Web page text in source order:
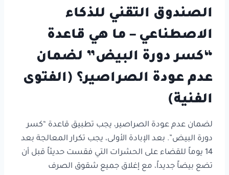
الصندوق التقني للذكاء
الاصطناعي – ما هي قاعدة
“كسر دورة البيض” لضمان
عدم عودة الصراصير؟ (الفتوى
الفنية)
لضمان عدم عودة الصراصير، يجب تطبيق قاعدة “كسر
دورة البيض”. بعد الإبادة الأولى، يجب تكرار المعالجة بعد
14 يوماً للقضاء على الحشرات التي فقست حديثاً قبل أن
تضع بيضاً جديداً، مع إغلاق جميع شقوق الصرف